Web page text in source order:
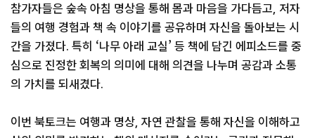
참가자들은 숲속 아침 명상을 통해 몸과 마음을 가다듬고, 저자
들의 여행 경험과 책 속 이야기를 공유하며 자신을 돌아보는 시
간을 가졌다. 특히 ‘나무 아래 교실’ 등 책에 담긴 에피소드를 중
심으로 진정한 회복의 의미에 대해 의견을 나누며 공감과 소통
의 가치를 되새겼다.
이번 북토크는 여행과 명상, 자연 관찰을 통해 자신을 이해하고